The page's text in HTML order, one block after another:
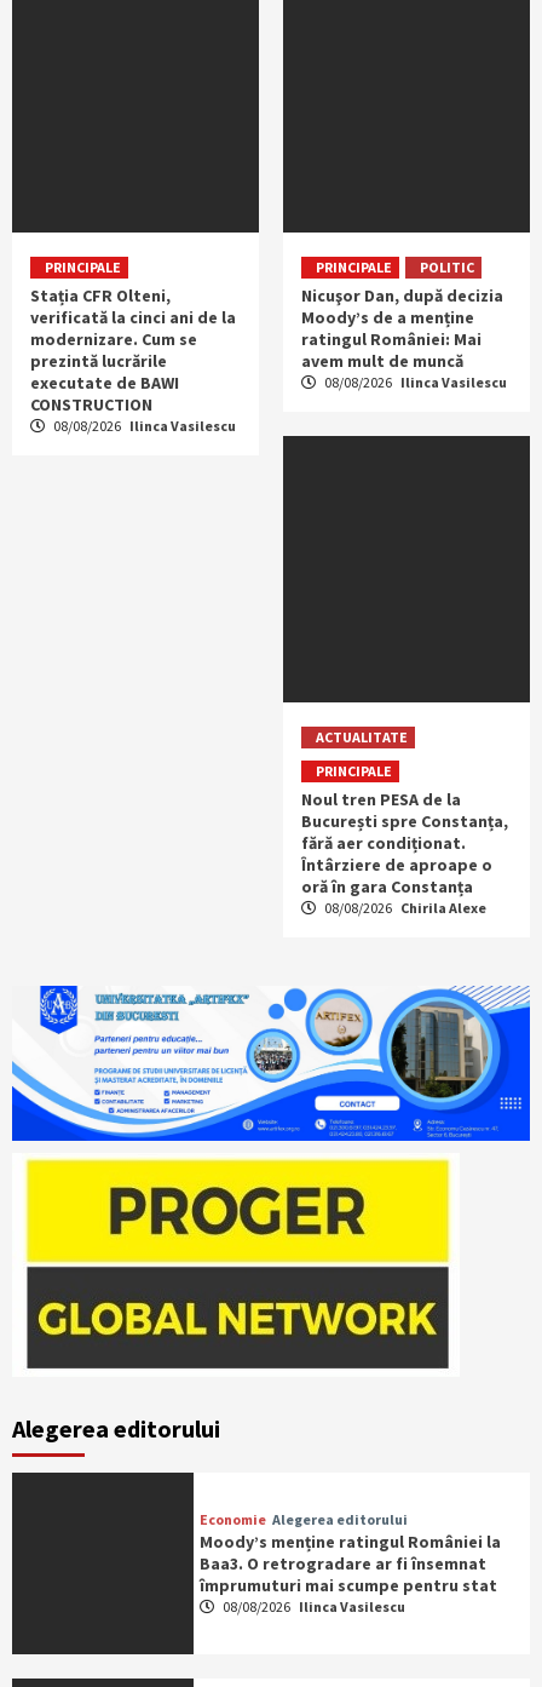
PRINCIPALE
Stația CFR Olteni,
verificată la cinci ani de la
modernizare. Cum se
prezintă lucrările
executate de BAWI
CONSTRUCTION
08/08/2026 Ilinca Vasilescu
PRINCIPALE POLITIC
Nicuşor Dan, după decizia
Moody’s de a menține
ratingul României: Mai
avem mult de muncă
08/08/2026 Ilinca Vasilescu
ACTUALITATE
PRINCIPALE
Noul tren PESA de la
București spre Constanța,
fără aer condiționat.
Întârziere de aproape o
oră în gara Constanța
08/08/2026 Chirila Alexe
Alegerea editorului
Economie Alegerea editorului
Moody’s menține ratingul României la
Baa3. O retrogradare ar fi însemnat
împrumuturi mai scumpe pentru stat
08/08/2026 Ilinca Vasilescu